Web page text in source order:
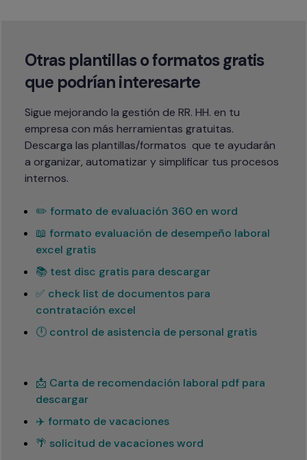
Otras plantillas o formatos gratis
que podrían interesarte
Sigue mejorando la gestión de RR. HH. en tu
empresa con más herramientas gratuitas.
Descarga las plantillas/formatos  que te ayudarán
a organizar, automatizar y simplificar tus procesos
internos.
✏️ formato de evaluación 360 en word
📖 formato evaluación de desempeño laboral
excel gratis
📚 test disc gratis para descargar
✅ check list de documentos para
contratación excel
🕛 control de asistencia de personal gratis
📩 Carta de recomendación laboral pdf para
descargar
✈️ formato de vacaciones
🌴 solicitud de vacaciones word